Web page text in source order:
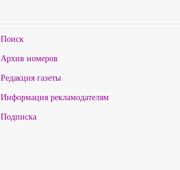
Поиск
Архив номеров
Редакция газеты
Информация рекламодателям
Подписка